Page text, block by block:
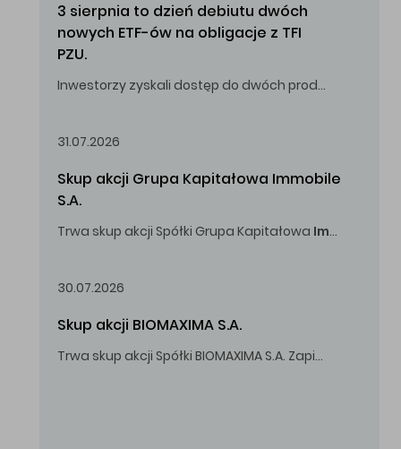
3 sierpnia to dzień debiutu dwóch
nowych ETF-ów na obligacje z TFI
PZU.
Inwestorzy zyskali dostęp do dwóch produktów umożliwiających inwestowanie w obligacje skarbowe.
31.07.2026
Skup akcji Grupa Kapitałowa Immobile
S.A.
Trwa skup akcji Spółki Grupa Kapitałowa Immobile
30.07.2026
Skup akcji BIOMAXIMA S.A.
Trwa skup akcji Spółki BIOMAXIMA S.A. Zapisy do 4 sierpnia 2026 r. do godz. 16.00.